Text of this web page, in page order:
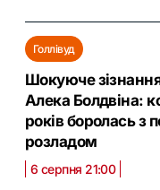
Голлівуд
Шокуюче
Алека Болдвіна:
років боролась з
розладом
6 серпня 21:00